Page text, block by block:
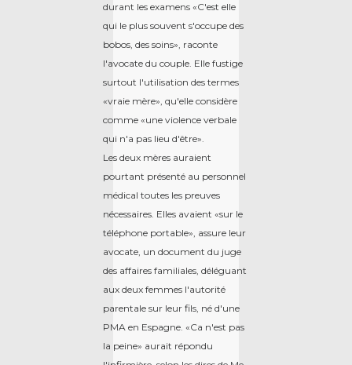
durant les examens «C'est elle
qui le plus souvent s'occupe des
bobos, des soins», raconte
l'avocate du couple. Elle fustige
surtout l'utilisation des termes
«vraie mère», qu'elle considère
comme «une violence verbale
qui n'a pas lieu d'être».
Les deux mères auraient
pourtant présenté au personnel
médical toutes les preuves
nécessaires. Elles avaient «sur le
téléphone portable», assure leur
avocate, un document du juge
des affaires familiales, déléguant
aux deux femmes l'autorité
parentale sur leur fils, né d'une
PMA en Espagne. «Ca n'est pas
la peine» aurait répondu